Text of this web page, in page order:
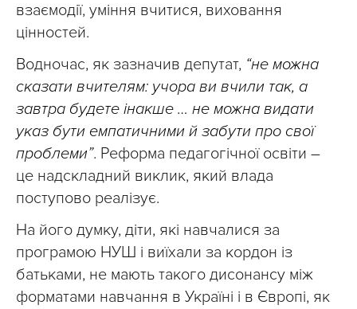
взаємодії, уміння вчитися, виховання
цінностей.
Водночас, як зазначив депутат, “не можна
сказати вчителям: учора ви вчили так, а
завтра будете інакше … не можна видати
указ бути емпатичними й забути про свої
проблеми”. Реформа педагогічної освіти –
це надскладний виклик, який влада
поступово реалізує.
На його думку, діти, які навчалися за
програмою НУШ і виїхали за кордон із
батьками, не мають такого дисонансу між
форматами навчання в Україні і в Європі, як